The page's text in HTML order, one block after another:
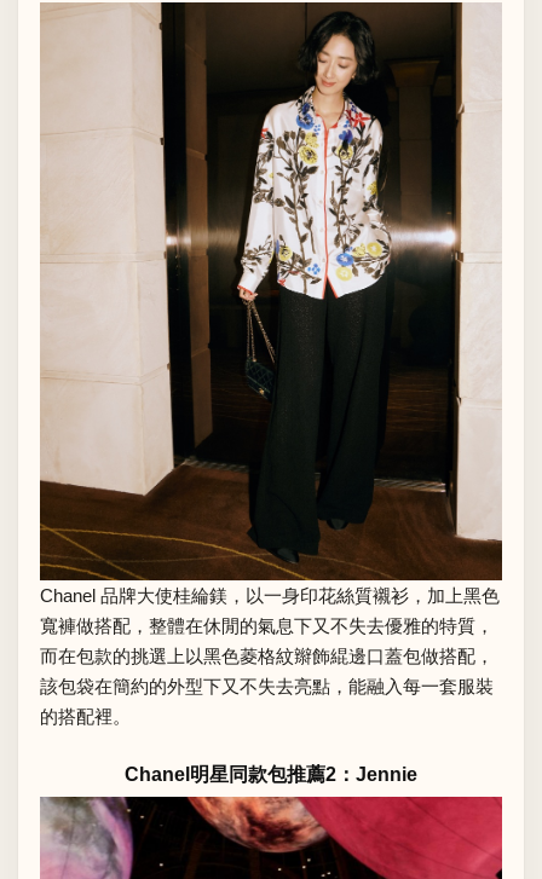
Chanel 品牌大使桂綸鎂，以一身印花絲質襯衫，加上黑色
寬褲做搭配，整體在休閒的氣息下又不失去優雅的特質，
而在包款的挑選上以黑色菱格紋辮飾緄邊口蓋包做搭配，
該包袋在簡約的外型下又不失去亮點，能融入每一套服裝
的搭配裡。
Chanel明星同款包推薦2：Jennie